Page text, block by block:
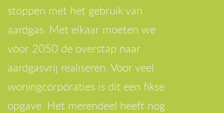
stoppen met het gebruik van
aardgas. Met elkaar moeten we
voor 2050 de overstap naar
aardgasvrij realiseren. Voor veel
woningcorporaties is dit een fikse
opgave. Het merendeel heeft nog